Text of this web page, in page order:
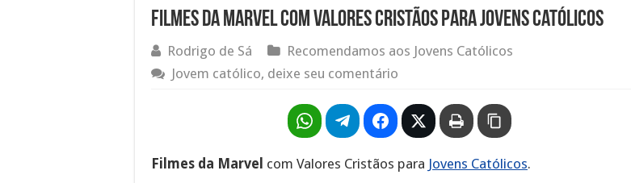
Filmes da Marvel com Valores Cristãos para Jovens Católicos
Rodrigo de Sá
Recomendamos aos Jovens Católicos
Jovem católico, deixe seu comentário
Filmes da Marvel com Valores Cristãos para Jovens Católicos.